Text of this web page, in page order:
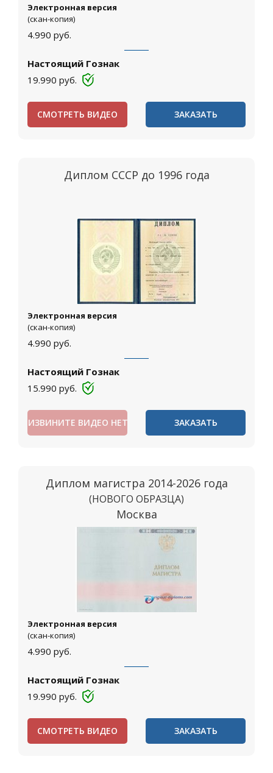
Электронная версия
(скан-копия)
4.990 руб.
Настоящий Гознак
19.990 руб.
СМОТРЕТЬ ВИДЕО ЗАКАЗАТЬ
Диплом СССР до 1996 года
Электронная версия
(скан-копия)
4.990 руб.
Настоящий Гознак
15.990 руб.
ИЗВИНИТЕ ВИДЕО НЕТ ЗАКАЗАТЬ
Диплом магистра 2014-2026 года
(НОВОГО ОБРАЗЦА)
Москва
Электронная версия
(скан-копия)
4.990 руб.
Настоящий Гознак
19.990 руб.
СМОТРЕТЬ ВИДЕО ЗАКАЗАТЬ